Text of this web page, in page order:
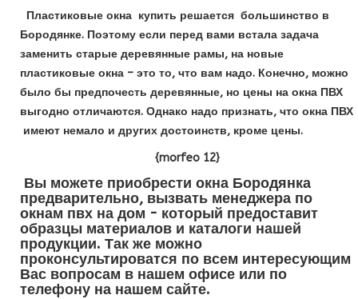
Пластиковые окна купить решается большинство в
Бородянке. Поэтому если перед вами встала задача
заменить старые деревянные рамы, на новые
пластиковые окна – это то, что вам надо. Конечно, можно
было бы предпочесть деревянные, но цены на окна ПВХ
выгодно отличаются. Однако надо признать, что окна ПВХ
имеют немало и других достоинств, кроме цены.
{morfeo 12}
Вы можете приобрести окна Бородянка
предварительно, вызвать менеджера по
окнам пвх на дом - который предоставит
образцы материалов и каталоги нашей
продукции. Так же можно
проконсультироватся по всем интересующим
Вас вопросам в нашем офисе или по
телефону на нашем сайте.